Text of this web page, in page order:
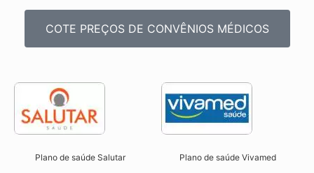
COTE PREÇOS DE CONVÊNIOS MÉDICOS
Plano de saúde Salutar Plano de saúde Vivamed